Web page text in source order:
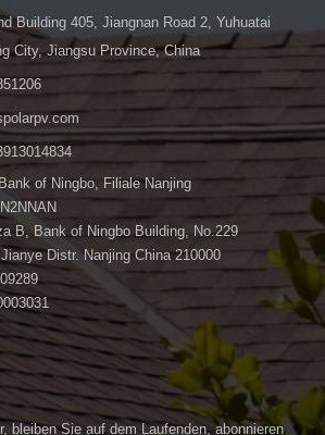
Building 405, Jiangnan Road 2, Yuhuatai
City, Jiangsu Province, China
of Ningbo, Filiale Nanjing
B, Bank of Ningbo Building, No.229
Distr. Nanjing China 210000
bleiben Sie auf dem Laufenden, abonnieren